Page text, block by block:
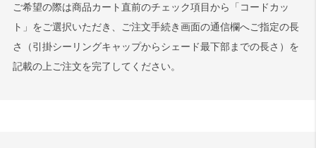
ご希望の際は商品カート直前のチェック項目から「コードカッ
ト」をご選択いただき、ご注文手続き画面の通信欄へご指定の長
さ（引掛シーリングキャップからシェード最下部までの長さ）を
記載の上ご注文を完了してください。